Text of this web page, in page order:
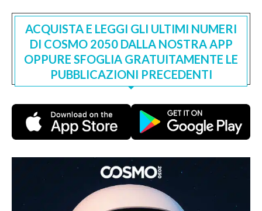
ACQUISTA E LEGGI GLI ULTIMI NUMERI
DI COSMO 2050 DALLA NOSTRA APP
OPPURE SFOGLIA GRATUITAMENTE LE
PUBBLICAZIONI PRECEDENTI